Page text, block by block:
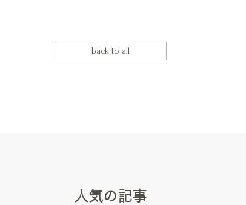
back to all
人気の記事